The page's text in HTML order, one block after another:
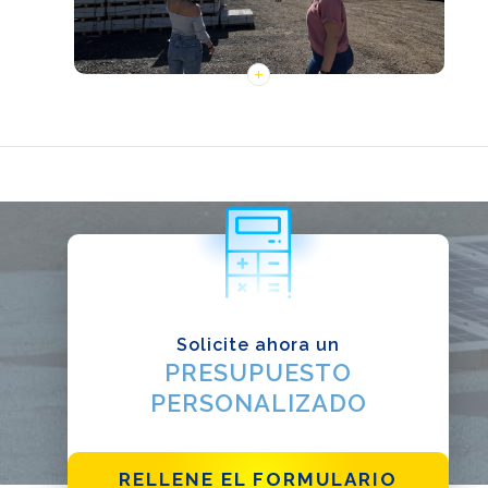
1 2
Solicite ahora un
PRESUPUESTO
PERSONALIZADO
RELLENE EL FORMULARIO